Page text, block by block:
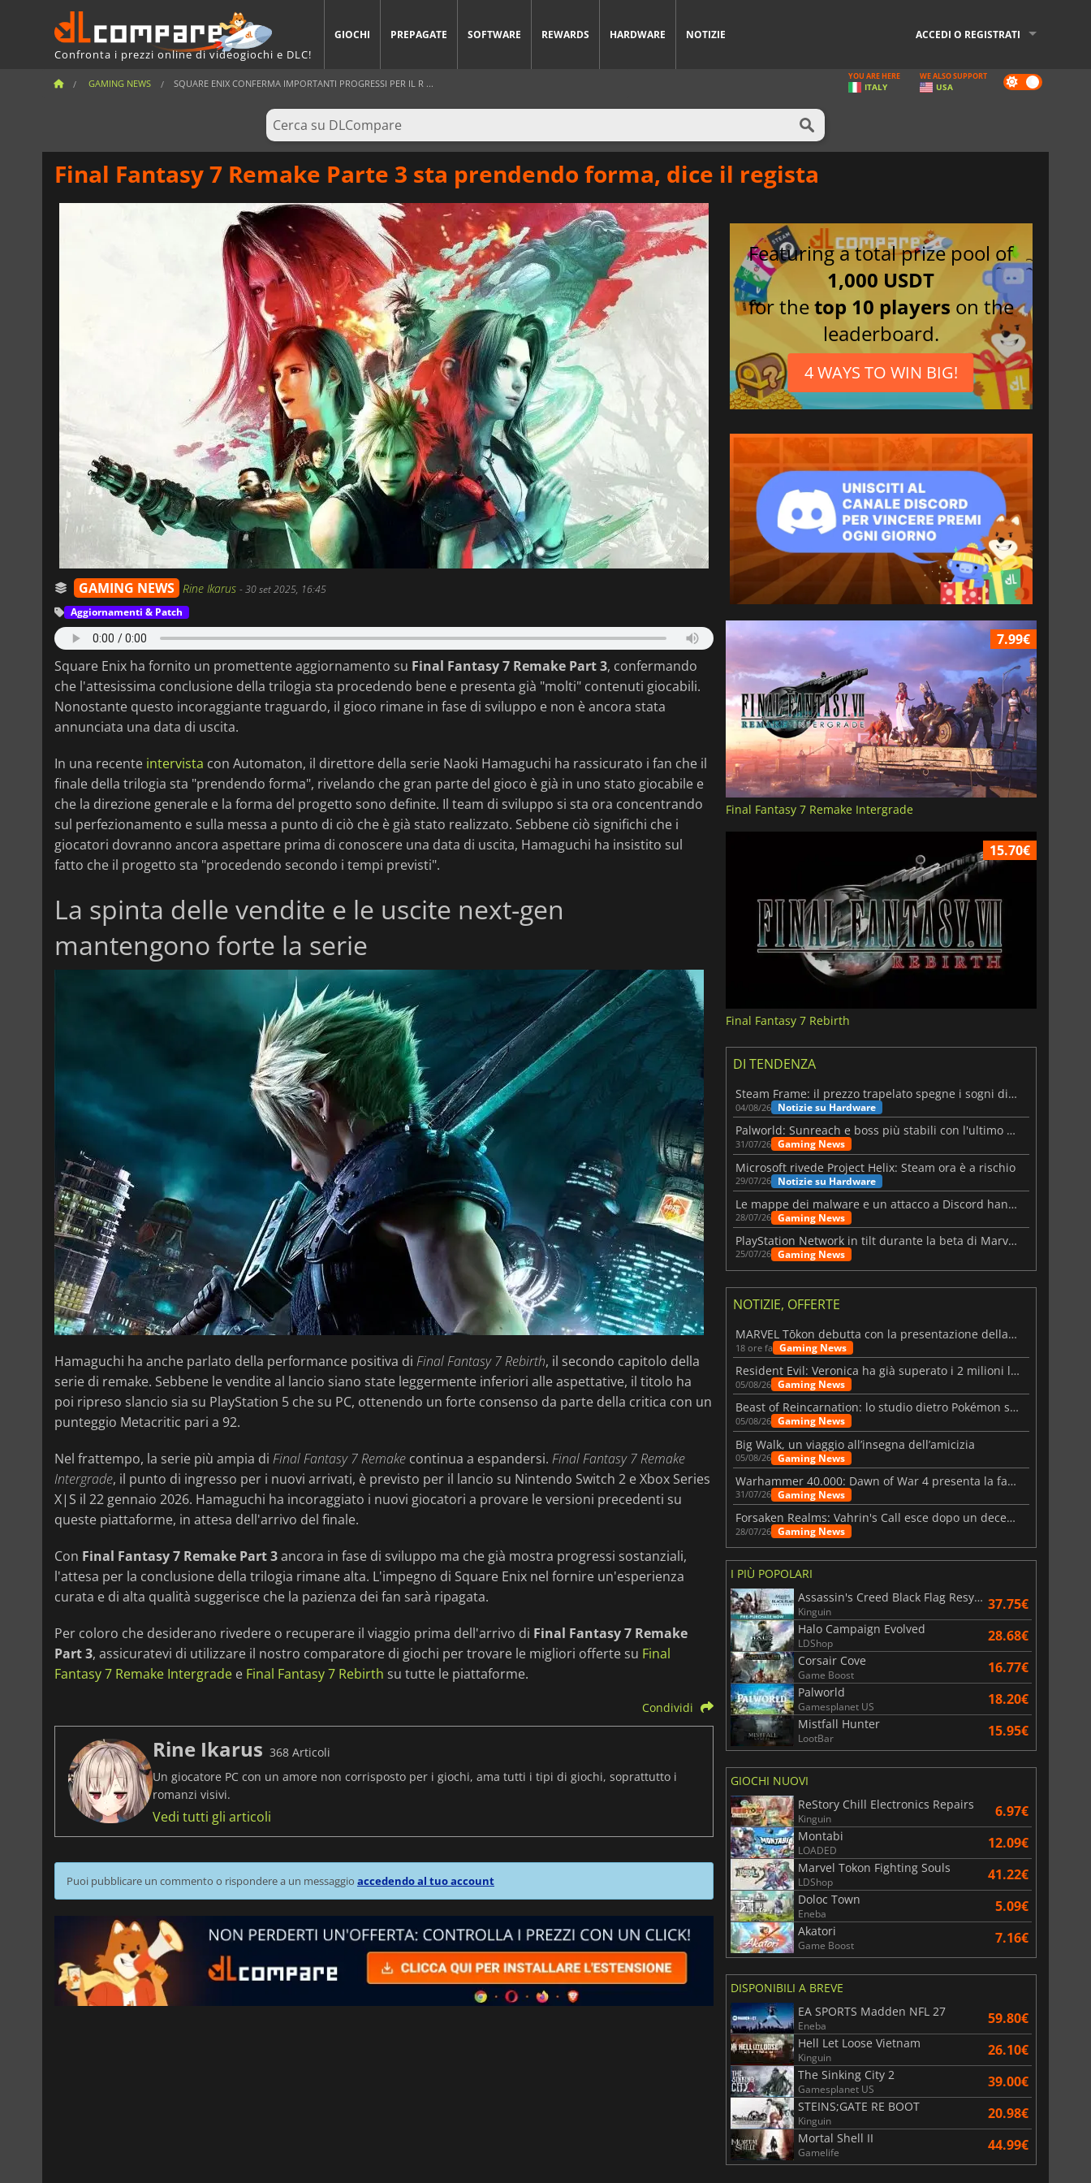
Confronta i prezzi online di videogiochi e DLC!
GIOCHI PREPAGATE SOFTWARE REWARDS HARDWARE NOTIZIE ACCEDI O REGISTRATI
GAMING NEWS SQUARE ENIX CONFERMA IMPORTANTI PROGRESSI PER IL R ... Dark
mode
YOU ARE HERE
ITALY
WE ALSO SUPPORT
USA
Final Fantasy 7 Remake Parte 3 sta prendendo forma, dice il regista
GAMING NEWS Rine Ikarus -30 set 2025, 16:45
Aggiornamenti & Patch
Square Enix ha fornito un promettente aggiornamento su Final Fantasy 7 Remake Part 3, confermando
che l'attesissima conclusione della trilogia sta procedendo bene e presenta già "molti" contenuti giocabili.
Nonostante questo incoraggiante traguardo, il gioco rimane in fase di sviluppo e non è ancora stata
annunciata una data di uscita.
In una recente intervista con Automaton, il direttore della serie Naoki Hamaguchi ha rassicurato i fan che il
finale della trilogia sta "prendendo forma", rivelando che gran parte del gioco è già in uno stato giocabile e
che la direzione generale e la forma del progetto sono definite. Il team di sviluppo si sta ora concentrando
sul perfezionamento e sulla messa a punto di ciò che è già stato realizzato. Sebbene ciò significhi che i
giocatori dovranno ancora aspettare prima di conoscere una data di uscita, Hamaguchi ha insistito sul
fatto che il progetto sta "procedendo secondo i tempi previsti".
La spinta delle vendite e le uscite next-gen
mantengono forte la serie
Hamaguchi ha anche parlato della performance positiva di Final Fantasy 7 Rebirth, il secondo capitolo della
serie di remake. Sebbene le vendite al lancio siano state leggermente inferiori alle aspettative, il titolo ha
poi ripreso slancio sia su PlayStation 5 che su PC, ottenendo un forte consenso da parte della critica con un
punteggio Metacritic pari a 92.
Nel frattempo, la serie più ampia di Final Fantasy 7 Remake continua a espandersi. Final Fantasy 7 Remake
Intergrade, il punto di ingresso per i nuovi arrivati, è previsto per il lancio su Nintendo Switch 2 e Xbox Series
X|S il 22 gennaio 2026. Hamaguchi ha incoraggiato i nuovi giocatori a provare le versioni precedenti su
queste piattaforme, in attesa dell'arrivo del finale.
Con Final Fantasy 7 Remake Part 3ancora in fase di sviluppo ma che già mostra progressi sostanziali,
l'attesa per la conclusione della trilogia rimane alta. L'impegno di Square Enix nel fornire un'esperienza
curata e di alta qualità suggerisce che la pazienza dei fan sarà ripagata.
Per coloro che desiderano rivedere o recuperare il viaggio prima dell'arrivo di Final Fantasy 7 Remake
Part 3, assicuratevi di utilizzare il nostro comparatore di giochi per trovare le migliori offerte su Final
Fantasy 7 Remake Intergrade e Final Fantasy 7 Rebirth su tutte le piattaforme.
Condividi
Rine Ikarus 368 Articoli
Un giocatore PC con un amore non corrisposto per i giochi, ama tutti i tipi di giochi, soprattutto i
romanzi visivi.
Vedi tutti gli articoli
Puoi pubblicare un commento o rispondere a un messaggio accedendo al tuo account
Featuring a total prize pool of
1,000 USDT
for thetop 10 players on the
leaderboard.
4 WAYS TO WIN BIG!
7.99€
Final Fantasy 7 Remake Intergrade
15.70€
Final Fantasy 7 Rebirth
DI TENDENZA
Steam Frame: il prezzo trapelato spegne i sogni di un VR economico
04/08/26 Notizie su Hardware
Palworld: Sunreach e boss più stabili con l'ultimo update
31/07/26 Gaming News
Microsoft rivede Project Helix: Steam ora è a rischio
29/07/26 Notizie su Hardware
Le mappe dei malware e un attacco a Discord hanno colpito Meccha Chameleon
28/07/26 Gaming News
PlayStation Network in tilt durante la beta di Marvel Tōkon
25/07/26 Gaming News
NOTIZIE, OFFERTE
MARVEL Tōkon debutta con la presentazione della roadmap per il primo anno
18 ore fa Gaming News
Resident Evil: Veronica ha già superato i 2 milioni liste dei desideri
05/08/26 Gaming News
Beast of Reincarnation: lo studio dietro Pokémon su una nuova strada
05/08/26 Gaming News
Big Walk, un viaggio all’insegna dell’amicizia
05/08/26 Gaming News
Warhammer 40.000: Dawn of War 4 presenta la fazione dei Necron
31/07/26 Gaming News
Forsaken Realms: Vahrin's Call esce dopo un decennio di sviluppo
28/07/26 Gaming News
I PIÙ POPOLARI
Assassin's Creed Black Flag Resynced
Kinguin 37.75€
Halo Campaign Evolved
LDShop 28.68€
Corsair Cove
Game Boost 16.77€
Palworld
Gamesplanet US 18.20€
Mistfall Hunter
LootBar 15.95€
GIOCHI NUOVI
ReStory Chill Electronics Repairs
Kinguin 6.97€
Montabi
LOADED 12.09€
Marvel Tokon Fighting Souls
LDShop 41.22€
Doloc Town
Eneba 5.09€
Akatori
Game Boost 7.16€
DISPONIBILI A BREVE
EA SPORTS Madden NFL 27
Eneba 59.80€
Hell Let Loose Vietnam
Kinguin 26.10€
The Sinking City 2
Gamesplanet US 39.00€
STEINS;GATE RE BOOT
Kinguin 20.98€
Mortal Shell II
Gamelife 44.99€